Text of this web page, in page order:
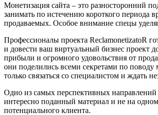
Монетизация сайта – это разносторонний
занимать по истечению короткого
продаваемых. Особое внимание спецы
Профессионалы проекта ReclamonetizatoR
и довести ваш виртуальный бизнес проект
прибыли и огромного удовольствия от
они поделились всеми секретами по поводу
только связаться со специалистом и ждать
Одно из самых перспективных направлений
интересно поданный материал и не на
потенциального клиента.